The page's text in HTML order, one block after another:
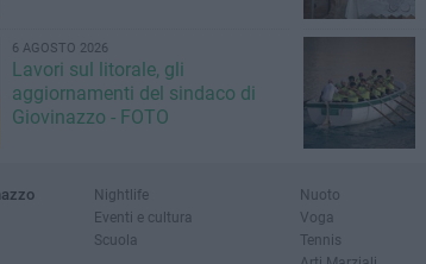
6 AGOSTO 2026
Lavori sul litorale, gli
aggiornamenti del sindaco di
Giovinazzo - FOTO
Nightlife
Eventi e cultura
Scuola
Nuoto
Voga
Tennis